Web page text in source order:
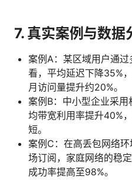
7. 真实案例与数据
案例A：某区域用户通
看，平均延迟下降35%
月访问量提升约20%。
案例B：中小型企业采
均带宽利用率提升40%
短。
案例C：在高丢包网络
场订阅，家庭网络的稳
成功率提高至98%。